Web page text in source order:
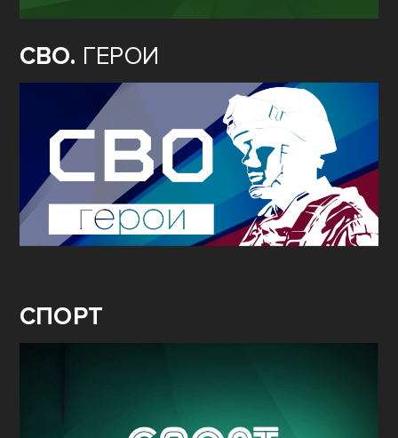
СВО. ГЕРОИ
СПОРТ